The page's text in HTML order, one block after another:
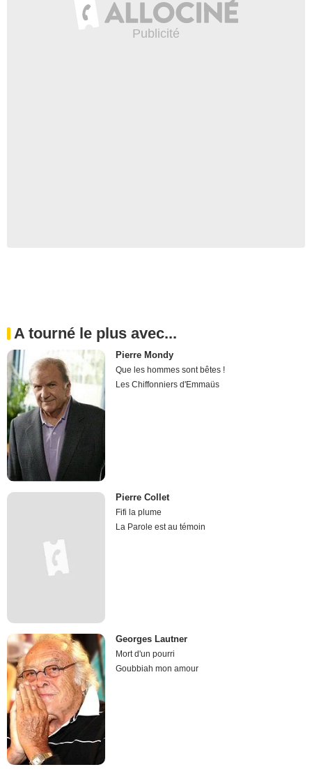
A tourné le plus avec...
Pierre Mondy
Que les hommes sont bêtes !
Les Chiffonniers d'Emmaüs
Pierre Collet
Fifi la plume
La Parole est au témoin
Georges Lautner
Mort d'un pourri
Goubbiah mon amour